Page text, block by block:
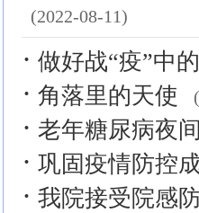
(2022-08-11)
· 做好战“疫”中
· 角落里的天使
· 老年糖尿病夜
· 巩固疫情防控
· 我院接受院感